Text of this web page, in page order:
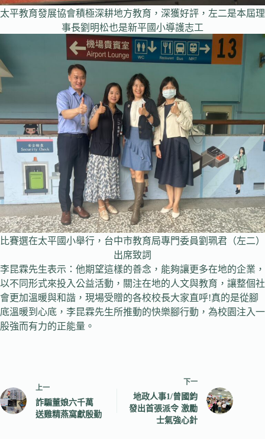
太平教育發展協會積極深耕地方教育，深獲好評，左二是本屆理
事長劉明松也是新平國小導護志工
比賽選在太平國小舉行，台中市教育局專門委員劉珮君（左二）
出席致詞
李昆霖先生表示：他期望這樣的善念，能夠讓更多在地的企業，
以不同形式來投入公益活動，關注在地的人文與教育，讓整個社
會更加溫暖與和諧，現場受贈的各校校長大家直呼!真的是從腳
底溫暖到心底，李昆霖先生所推動的快樂腳行動，為校園注入一
股強而有力的正能量。
上一
詐騙董娘六千萬
送雞精燕窩獻殷勤
下一
地政人事1/曾國鈞
發出首張派令 激勵
士氣強心針